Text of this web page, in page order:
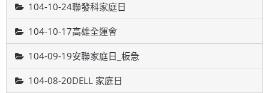
104-10-24聯發科家庭日
104-10-17高雄全運會
104-09-19安聯家庭日_板急
104-08-20DELL 家庭日